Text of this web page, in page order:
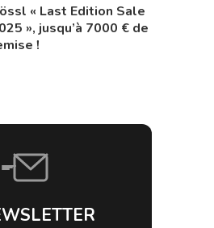
« Last Edition Sale
», jusqu’à 7000 € de
!